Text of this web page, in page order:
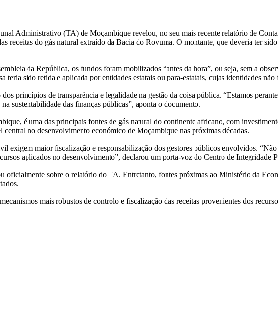
Administrativo (TA) de Moçambique revelou, no seu mais recente relatório de
receitas do gás natural extraído da Bacia do Rovuma. O montante, que deveria ter
da República, os fundos foram mobilizados “antes da hora”, ou seja, sem a
teria sido retida e aplicada por entidades estatais ou para-estatais, cujas identidades
princípios de transparência e legalidade na gestão da coisa pública. “Estamos
sustentabilidade das finanças públicas”, aponta o documento.
é uma das principais fontes de gás natural do continente africano, com
central no desenvolvimento económico de Moçambique nas próximas décadas.
exigem maior fiscalização e responsabilização dos gestores públicos envolvidos.
aplicados no desenvolvimento”, declarou um porta-voz do Centro de Integridade
oficialmente sobre o relatório do TA. Entretanto, fontes próximas ao Ministério da
mais robustos de controlo e fiscalização das receitas provenientes dos